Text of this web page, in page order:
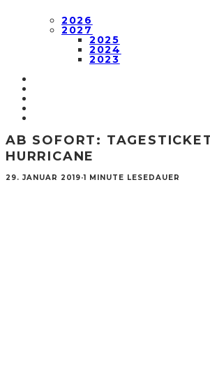
2026
2027
2025
2024
2023
AB SOFORT:
HURRICANE
29. JANUAR 2019·1 MINUTE LESEDAUER